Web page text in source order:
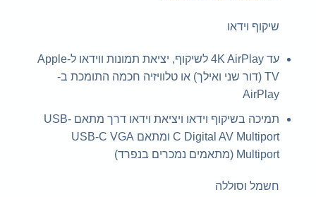
שיקוף וידאו
עד 4K AirPlay לשיקוף, יציאת תמונות ווידאו ל-Apple
TV (דור שני ואילך) או טלוויזיה חכמה התומכת ב-
AirPlay
תמיכה בשיקוף וידאו ויציאת וידאו דרך מתאם USB-
C Digital AV Multiport ומתאם USB-C VGA
Multiport (מתאמים נמכרים בנפרד)
חשמל וסוללה